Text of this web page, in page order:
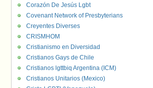
Corazón De Jesús Lgbt
Covenant Network of Presbyterians
Creyentes Diverses
CRISMHOM
Cristianismo en Diversidad
Cristianos Gays de Chile
Cristianos lgttbiq Argentina (ICM)
Cristianos Unitarios (Mexico)